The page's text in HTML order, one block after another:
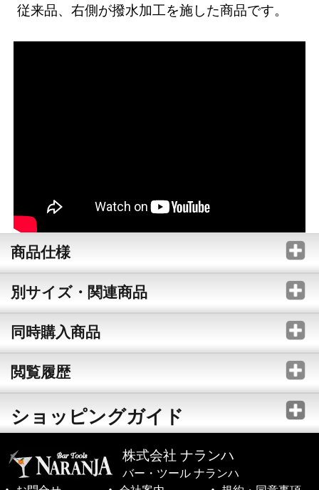
従来品、右側が撥水加工を施した商品です。
商品仕様
別サイズ・関連商品
同時購入商品
閲覧履歴
ショッピングガイド
株式会社 ナランハ
バー・ツール ナランハ